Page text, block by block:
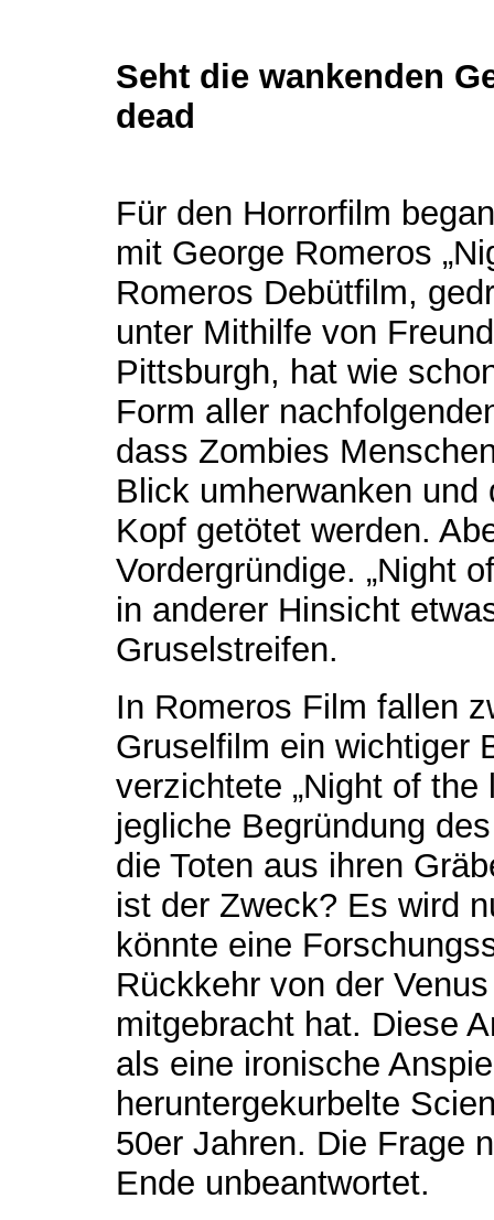
Seht die wankenden
dead
Für den Horrorfilm
mit George Romeros
Romeros Debütfilm,
unter Mithilfe von
Pittsburgh, hat wie
Form aller
dass Zombies
Blick umherwanken
Kopf getötet werden.
Vordergründige. „Night
in anderer Hinsicht
Gruselstreifen.
In Romeros Film fallen
Gruselfilm ein wichtiger
verzichtete „Night of the
jegliche Begründung
die Toten aus ihren
ist der Zweck? Es wird
könnte eine
Rückkehr von der
mitgebracht hat. Diese
als eine ironische
heruntergekurbelte
50er Jahren. Die Frage
Ende unbeantwortet.